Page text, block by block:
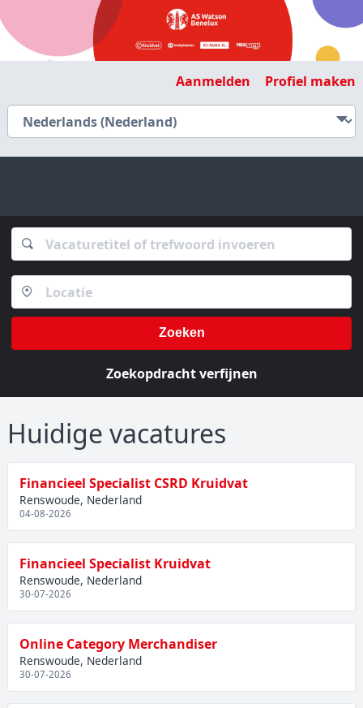
Aanmelden Profiel maken
Zoeken
Zoekopdracht verfijnen
Huidige vacatures
Financieel Specialist CSRD Kruidvat
Renswoude, Nederland
04-08-2026
Financieel Specialist Kruidvat
Renswoude, Nederland
30-07-2026
Online Category Merchandiser
Renswoude, Nederland
30-07-2026